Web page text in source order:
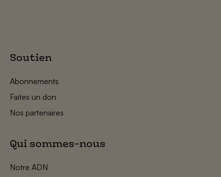
Soutien
Abonnements
Faites un don
Nos partenaires
Qui sommes-nous
Notre ADN